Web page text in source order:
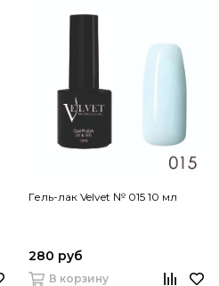
Гель-лак Velvet № 015 10 мл
280 руб
В корзину